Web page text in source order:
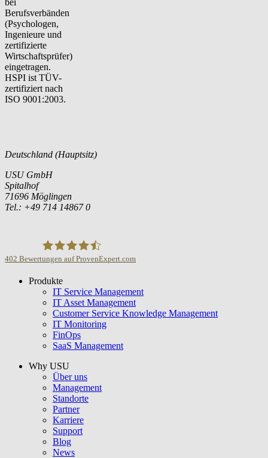
bei
Berufsverbänden
(Psychologen,
Ingenieure und
zertifizierte
Wirtschaftsprüfer)
eingetragen.
HSPI ist TÜV-
zertifiziert nach
ISO 9001:2003.
Deutschland (Hauptsitz)
USU GmbH
Spitalhof
71696 Möglingen
Tel.: +49 714 14867 0
USU GmbH
402 Bewertungen auf ProvenExpert.com
Produkte
IT Service Management
IT Asset Management
Customer Service Knowledge Management
IT Monitoring
FinOps
SaaS Management
Why USU
Über uns
Management
Standorte
Partner
Karriere
Support
Blog
News